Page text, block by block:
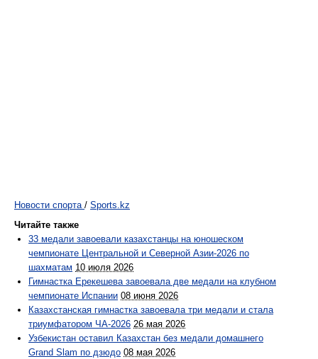
Новости спорта / Sports.kz
Читайте также
33 медали завоевали казахстанцы на юношеском
чемпионате Центральной и Северной Азии-2026 по
шахматам 10 июля 2026
Гимнастка Ерекешева завоевала две медали на клубном
чемпионате Испании 08 июня 2026
Казахстанская гимнастка завоевала три медали и стала
триумфатором ЧА-2026 26 мая 2026
Узбекистан оставил Казахстан без медали домашнего
Grand Slam по дзюдо 08 мая 2026